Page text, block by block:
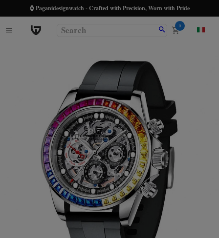
⌚ Paganidesignwatch - Crafted with Precision, Worn with Pride
0